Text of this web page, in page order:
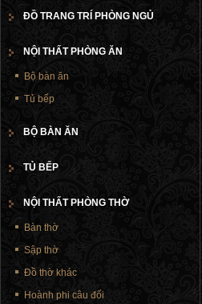
ĐỒ TRANG TRÍ PHÒNG NGỦ
NỘI THẤT PHÒNG ĂN
Bộ bàn ăn
Tủ bếp
BỘ BÀN ĂN
TỦ BẾP
NỘI THẤT PHÒNG THỜ
Bàn thờ
Sập thờ
Đồ thờ khác
Hoành phi câu đối